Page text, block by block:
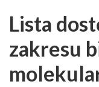
Lista
zakresu